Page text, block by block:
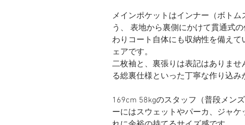
メインポケットはインナー（ボト
う、 表地から裏側にかけて貫通式
わりコート自体にも収納性を備え
ェアです。
二枚袖と、裏張りは表記はありま
る総裏仕様といった丁寧な作り込み
169cm 58kgのスタッフ（普段メン
ーにはスウェットやパーカ、ジャ